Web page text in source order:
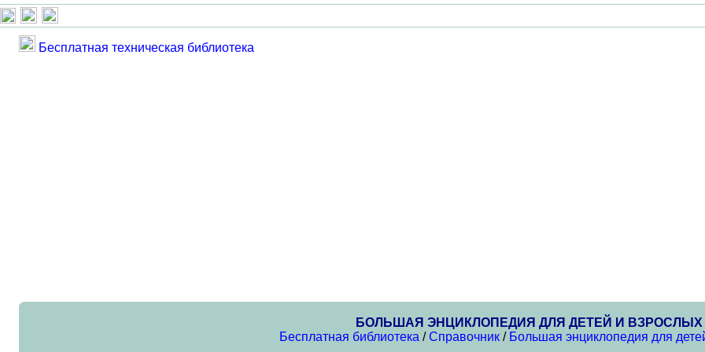
Бесплатная техническая библиотека
БОЛЬШАЯ ЭНЦИКЛОПЕДИЯ ДЛЯ ДЕТЕЙ И ВЗРОСЛЫХ
Бесплатная библиотека /Справочник / Большая энциклопедия для